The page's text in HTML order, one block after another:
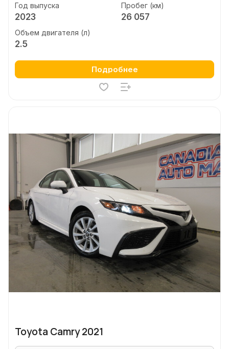
Год выпуска
2023
Пробег (км)
26 057
Объем двигателя (л)
2.5
Подробнее
Toyota Camry 2021